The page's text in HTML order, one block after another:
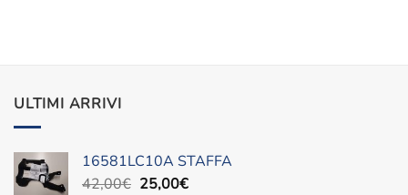
ULTIMI ARRIVI
16581LC10A STAFFA
42,00€ Il
25,00€Il